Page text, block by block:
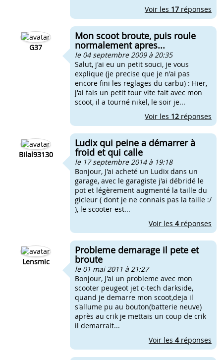
Voir les 17 réponses
G37
Mon scoot broute, puis roule
normalement apres...
le 04 septembre 2009 à 20:35
Salut, j'ai eu un petit souci, je vous
explique (je precise que je n'ai pas
encore fini les reglages du carbu) : Hier,
j'ai fais un petit tour vite fait avec mon
scoot, il a tourné nikel, le soir je...
Voir les 12 réponses
Bilal93130
Ludix qui peine a démarrer à
froid et qui calle
le 17 septembre 2014 à 19:18
Bonjour, J'ai acheté un Ludix dans un
garage, avec le garagiste j'ai débridé le
pot et légèrement augmenté la taille du
gicleur ( dont je ne connais pas la taille :/
), le scooter est...
Voir les 4réponses
Lensmic
Probleme demarage il pete et
broute
le 01 mai 2011 à 21:27
Bonjour, J'ai un probleme avec mon
scooter peugeot jet c-tech darkside,
quand je demarre mon scoot,deja il
s'allume pu au bouton(batterie neuve)
après au crik je mettais un coup de crik
il demarrait...
Voir les 4réponses